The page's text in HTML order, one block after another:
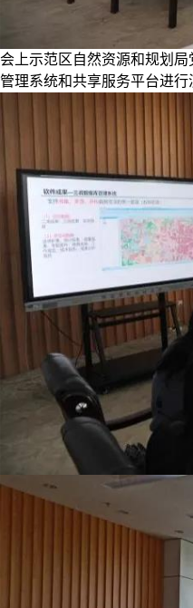
会上示范区自然资源和规划
管理系统和共享服务平台进行